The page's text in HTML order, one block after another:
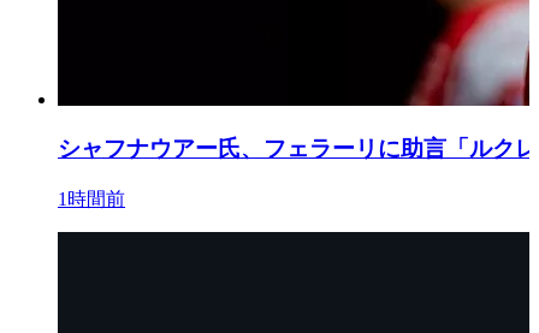
シャフナウアー氏、フェラーリに助言「ルク
1時間前